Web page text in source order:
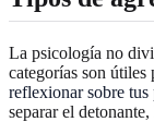
La psicología no
categorías son
reflexionar sobre tus
separar el